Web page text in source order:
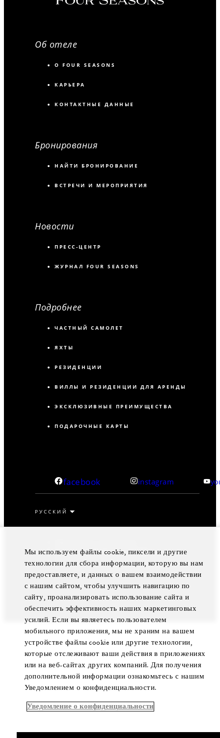
Об отеле
О FOUR SEASONS
КАРЬЕРА
КОНТАКТНЫЕ ДАННЫЕ
Бронирования
НАЙТИ БРОНИРОВАНИЕ
ВСТРЕЧИ И МЕРОПРИЯТИЯ
Новости
ПРЕСС-ЦЕНТР
ЖУРНАЛ FOUR SEASONS
Подробнее
ЧАСТНЫЙ САМОЛЕТ
ЯХТЫ
РЕЗИДЕНЦИИ
ВИЛЛЫ И РЕЗИДЕНЦИИ ДЛЯ АРЕНДЫ
ЭКСКЛЮЗИВНЫЕ ПРЕИМУЩЕСТВА
ПОДАРОЧНЫЕ КАРТЫ
facebook instagram
Политика конфиденциальности
Предпочтения в отношении файлов cookie
Не продавайте мои персональные данные
Политика обеспечения доступности
© Four Seasons Hotels Limited, 1997-2026. Все права
Мы используем файлы cookie, пиксели и другие
технологии для сбора информации, которую вы нам
предоставляете, и данных о вашем взаимодействии
с нашим сайтом, чтобы улучшить навигацию по
сайту, проанализировать использование сайта и
обеспечить эффективность наших маркетинговых
усилий. Если вы являетесь пользователем
мобильного приложения, мы не храним на вашем
устройстве файлы cookie или другие технологии,
которые отслеживают ваши действия в приложениях
или на веб-сайтах других компаний. Для получения
дополнительной информации ознакомьтесь с нашим
Уведомлением о конфиденциальности.
Уведомление о конфиденциальности